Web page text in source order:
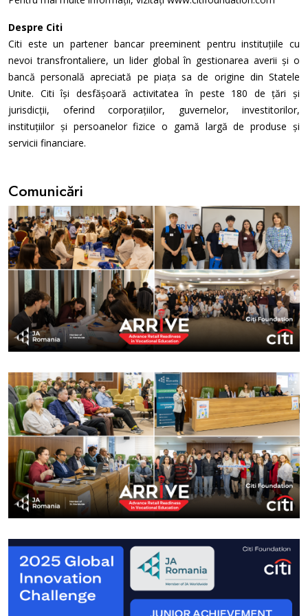
Despre Citi
Citi este un partener bancar preeminent pentru instituțiile cu
nevoi transfrontaliere, un lider global în gestionarea averii și o
bancă personală apreciată pe piața sa de origine din Statele
Unite. Citi își desfășoară activitatea în peste 180 de țări și
jurisdicții, oferind corporațiilor, guvernelor, investitorilor,
instituțiilor și persoanelor fizice o gamă largă de produse și
servicii financiare.
Comunicări